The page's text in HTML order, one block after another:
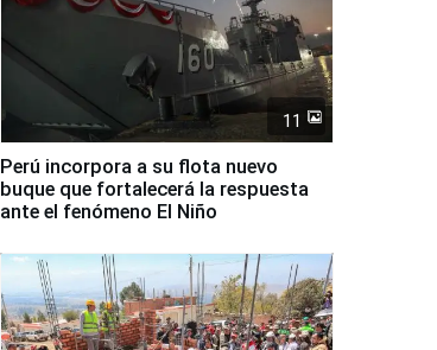
11
Perú incorpora a su flota nuevo
buque que fortalecerá la respuesta
ante el fenómeno El Niño